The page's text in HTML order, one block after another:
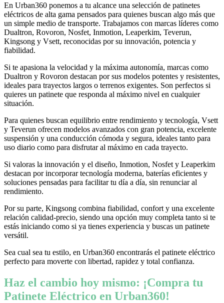
En Urban360 ponemos a tu alcance una selección de patinetes
eléctricos de alta gama pensados para quienes buscan algo más que
un simple medio de transporte. Trabajamos con marcas líderes como
Dualtron, Rovoron, Nosfet, Inmotion, Leaperkim, Teverun,
Kingsong y Vsett, reconocidas por su innovación, potencia y
fiabilidad.
Si te apasiona la velocidad y la máxima autonomía, marcas como
Dualtron y Rovoron destacan por sus modelos potentes y resistentes,
ideales para trayectos largos o terrenos exigentes. Son perfectos si
quieres un patinete que responda al máximo nivel en cualquier
situación.
Para quienes buscan equilibrio entre rendimiento y tecnología, Vsett
y Teverun ofrecen modelos avanzados con gran potencia, excelente
suspensión y una conducción cómoda y segura, ideales tanto para
uso diario como para disfrutar al máximo en cada trayecto.
Si valoras la innovación y el diseño, Inmotion, Nosfet y Leaperkim
destacan por incorporar tecnología moderna, baterías eficientes y
soluciones pensadas para facilitar tu día a día, sin renunciar al
rendimiento.
Por su parte, Kingsong combina fiabilidad, confort y una excelente
relación calidad-precio, siendo una opción muy completa tanto si te
estás iniciando como si ya tienes experiencia y buscas un patinete
versátil.
Sea cual sea tu estilo, en Urban360 encontrarás el patinete eléctrico
perfecto para moverte con libertad, rapidez y total confianza.
Haz el cambio hoy mismo: ¡Compra tu
Patinete Eléctrico en Urban360!